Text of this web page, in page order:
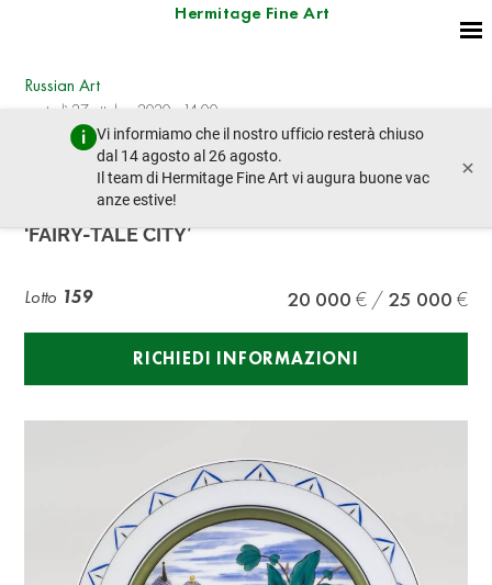
Hermitage Fine Art
Vi informiamo che il nostro ufficio resterà chiuso
dal 14 agosto al 26 agosto.
Il team di Hermitage Fine Art vi augura buone vac
anze estive!
×
Russian Art
martedì 27 ottobre 2020 - 14:00
lotto precedente lotto prossimo
SOVIET PORCELAIN PLATE
‘FAIRY-TALE CITY’
Lotto 159 20 000 25 000
RICHIEDI INFORMAZIONI